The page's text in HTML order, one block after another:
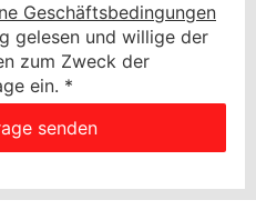
Geschäftsbedingungen
gelesen und willige der
zum Zweck der
ein. *
senden